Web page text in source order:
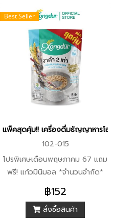
8 ชนิด ซุปลูกเดือยชาเขียวใบหม่
Best Seller
แพ็คสุดคุ้ม!! เครื่องดื่มธัญญาหารโฮ
102-015
โปรพิเศษเดือนพฤษภาคม 67 แถม
ฟรี! แก้วมินิมอล *จำนวนจำกัด*
งาดำ 2 เท่า และธัญพืช 8 ชนิด
แบบเต็มเมล็ด ไม่ขัดสี และปลอด
สารพิษ เหมาะสำหรับผู้ที่ไม่ทานหวาน
฿152
สั่งซื้อสินค้า